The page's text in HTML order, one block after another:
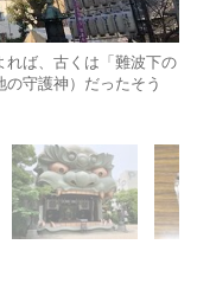
ば、古くは「難波下の
守護神）だったそう